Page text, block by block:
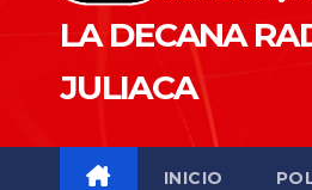
LA DECANA
JULIACA
INICIO